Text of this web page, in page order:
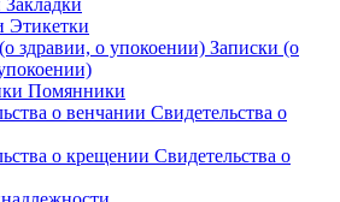
Закладки
Этикетки
Записки (о
Помянники
Свидетельства о
Свидетельства о